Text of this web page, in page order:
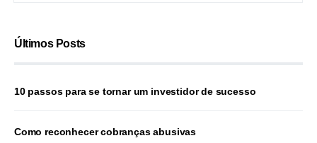
Últimos Posts
10 passos para se tornar um investidor de sucesso
Como reconhecer cobranças abusivas